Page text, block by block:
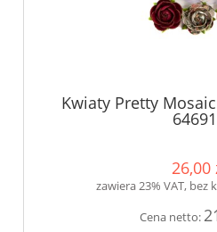
Kwiaty Pretty
26,00
zawiera 23% VAT,
Cena netto: